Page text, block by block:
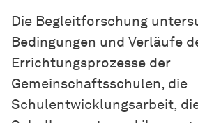
Die Begleitforschung
Bedingungen und Verläufe
Errichtungsprozesse der
Gemeinschaftsschulen, die
Schulentwicklungsarbeit,